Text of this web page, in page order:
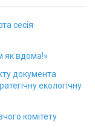
сесія
як вдома!»
документа
екологічну
комітету